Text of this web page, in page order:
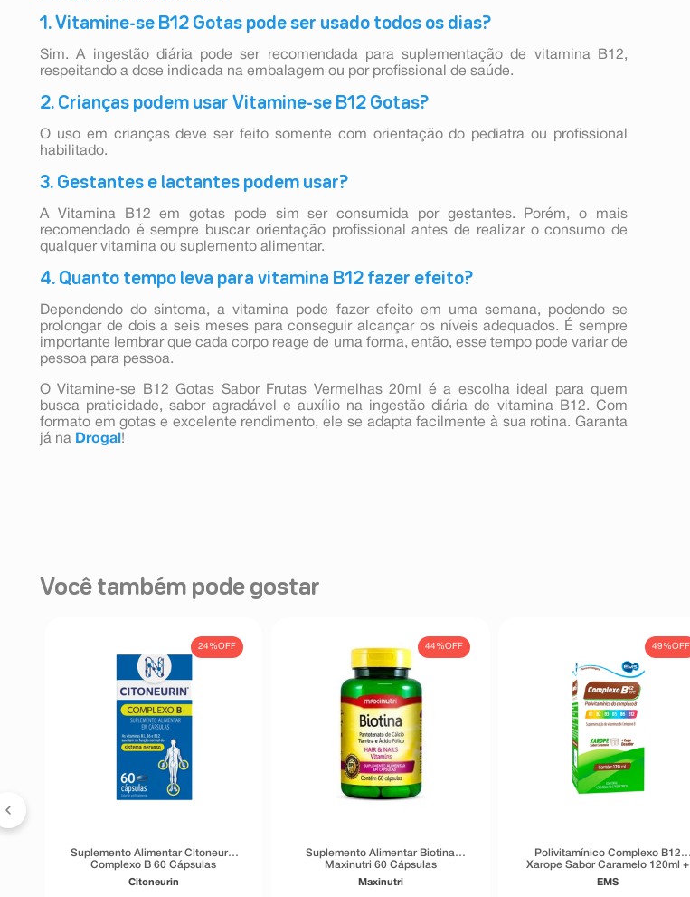
1. Vitamine-se B12 Gotas pode ser usado todos os dias?
Sim. A ingestão diária pode ser recomendada para suplementação de vitamina B12,
respeitando a dose indicada na embalagem ou por profissional de saúde.
2. Crianças podem usar Vitamine-se B12 Gotas?
O uso em crianças deve ser feito somente com orientação do pediatra ou profissional
habilitado.
3. Gestantes e lactantes podem usar?
A Vitamina B12 em gotas pode sim ser consumida por gestantes. Porém, o mais
recomendado é sempre buscar orientação profissional antes de realizar o consumo de
qualquer vitamina ou suplemento alimentar.
4. Quanto tempo leva para vitamina B12 fazer efeito?
Dependendo do sintoma, a vitamina pode fazer efeito em uma semana, podendo se
prolongar de dois a seis meses para conseguir alcançar os níveis adequados. É sempre
importante lembrar que cada corpo reage de uma forma, então, esse tempo pode variar de
pessoa para pessoa.
O Vitamine-se B12 Gotas Sabor Frutas Vermelhas 20ml é a escolha ideal para quem
busca praticidade, sabor agradável e auxílio na ingestão diária de vitamina B12. Com
formato em gotas e excelente rendimento, ele se adapta facilmente à sua rotina. Garanta
já na Drogal !
Você também pode gostar
24%OFF
Suplemento Alimentar Citoneurin
Complexo B 60 Cápsulas
Citoneurin
44%OFF
Suplemento Alimentar Biotina
Maxinutri 60 Cápsulas
Maxinutri
49%OFF
Polivitamínico Complexo B12
Xarope Sabor Caramelo 120ml +
Copo Dosador
EMS